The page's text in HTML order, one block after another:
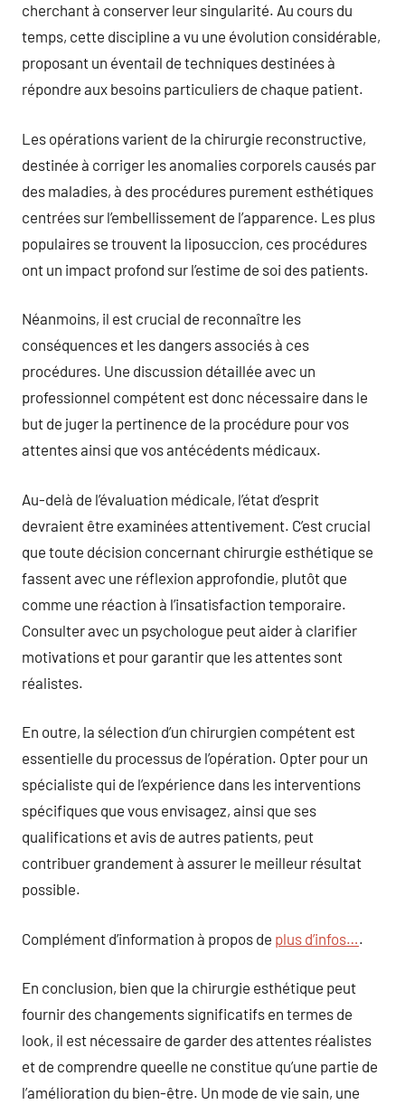
cherchant à conserver leur singularité. Au cours du
temps, cette discipline a vu une évolution considérable,
proposant un éventail de techniques destinées à
répondre aux besoins particuliers de chaque patient.
Les opérations varient de la chirurgie reconstructive,
destinée à corriger les anomalies corporels causés par
des maladies, à des procédures purement esthétiques
centrées sur l’embellissement de l’apparence. Les plus
populaires se trouvent la liposuccion, ces procédures
ont un impact profond sur l’estime de soi des patients.
Néanmoins, il est crucial de reconnaître les
conséquences et les dangers associés à ces
procédures. Une discussion détaillée avec un
professionnel compétent est donc nécessaire dans le
but de juger la pertinence de la procédure pour vos
attentes ainsi que vos antécédents médicaux.
Au-delà de l’évaluation médicale, l’état d’esprit
devraient être examinées attentivement. C’est crucial
que toute décision concernant chirurgie esthétique se
fassent avec une réflexion approfondie, plutôt que
comme une réaction à l’insatisfaction temporaire.
Consulter avec un psychologue peut aider à clarifier
motivations et pour garantir que les attentes sont
réalistes.
En outre, la sélection d’un chirurgien compétent est
essentielle du processus de l’opération. Opter pour un
spécialiste qui de l’expérience dans les interventions
spécifiques que vous envisagez, ainsi que ses
qualifications et avis de autres patients, peut
contribuer grandement à assurer le meilleur résultat
possible.
Complément d’information à propos de plus d’infos….
En conclusion, bien que la chirurgie esthétique peut
fournir des changements significatifs en termes de
look, il est nécessaire de garder des attentes réalistes
et de comprendre queelle ne constitue qu’une partie de
l’amélioration du bien-être. Un mode de vie sain, une